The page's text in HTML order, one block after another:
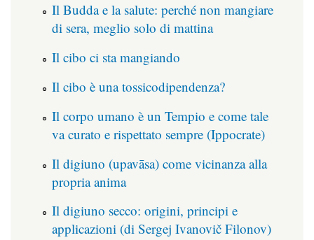
Il Budda e la salute: perché non mangiare
di sera, meglio solo di mattina
Il cibo ci sta mangiando
Il cibo è una tossicodipendenza?
Il corpo umano è un Tempio e come tale
va curato e rispettato sempre (Ippocrate)
Il digiuno (upavāsa) come vicinanza alla
propria anima
Il digiuno secco: origini, principi e
applicazioni (di Sergej Ivanovič Filonov)